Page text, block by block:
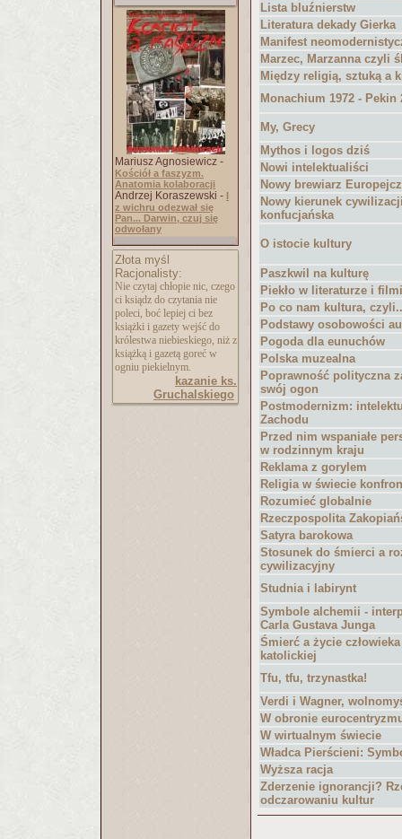
Mariusz Agnosiewicz -
Kościół a faszyzm.
Anatomia kolaboracji
Andrzej Koraszewski - I
z wichru odezwał się
Pan... Darwin, czuj się
odwołany
Złota myśl
Racjonalisty:
Nie czytaj chłopie nic, czego
ci ksiądz do czytania nie
poleci, boć lepiej ci bez
książki i gazety wejść do
królestwa niebieskiego, niż z
książką i gazetą goreć w
ogniu piekielnym.
kazanie ks.
Gruchalskiego
Lista bluźnierstw
Literatura dekady Gierka
Manifest
Marzec, Marzanna czyli
Między religią, sztuką a
Monachium 1972 - Pekin
My, Grecy
Mythos i logos dziś
Nowi intelektualiści
Nowy brewiarz
Nowy kierunek
konfucjańska
O istocie kultury
Paszkwil na kulturę
Piekło w literaturze i
Po co nam kultura,
Podstawy osobowości
Pogoda dla eunuchów
Polska muzealna
Poprawność polityczna
swój ogon
Postmodernizm:
Zachodu
Przed nim wspaniałe
w rodzinnym kraju
Reklama z gorylem
Religia w świecie
Rozumieć globalnie
Rzeczpospolita
Satyra barokowa
Stosunek do śmierci a
cywilizacyjny
Studnia i labirynt
Symbole alchemii -
Carla Gustava Junga
Śmierć a życie
katolickiej
Tfu, tfu, trzynastka!
Verdi i Wagner,
W obronie
W wirtualnym świecie
Władca Pierścieni:
Wyższa racja
Zderzenie ignorancji?
odczarowaniu kultur